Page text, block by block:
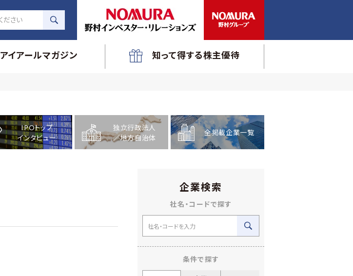
アイアールマガジン 知って得する株主優待
IPOトップ
インタビュー
独立行政法人
／地方自治体
全掲載企業一覧
企業検索
社名・コードで探す
条件で探す